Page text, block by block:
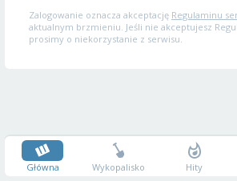
Zalogowanie oznacza akceptację Regulaminu
aktualnym brzmieniu. Jeśli nie akceptujesz
prosimy o niekorzystanie z serwisu.
Główna Wykopalisko Hity